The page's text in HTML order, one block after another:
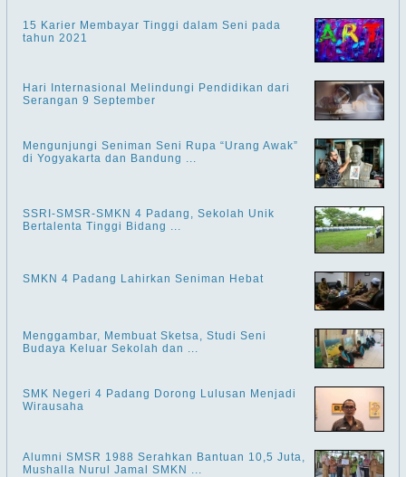
15 Karier Membayar Tinggi dalam Seni pada
tahun 2021
Hari Internasional Melindungi Pendidikan dari
Serangan 9 September
Mengunjungi Seniman Seni Rupa “Urang Awak”
di Yogyakarta dan Bandung ...
SSRI-SMSR-SMKN 4 Padang, Sekolah Unik
Bertalenta Tinggi Bidang ...
SMKN 4 Padang Lahirkan Seniman Hebat
Menggambar, Membuat Sketsa, Studi Seni
Budaya Keluar Sekolah dan ...
SMK Negeri 4 Padang Dorong Lulusan Menjadi
Wirausaha
Alumni SMSR 1988 Serahkan Bantuan 10,5 Juta,
Mushalla Nurul Jamal SMKN ...